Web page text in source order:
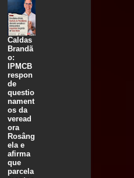
Caldas
Brandã
o:
IPMCB
respon
de
questio
nament
os da
veread
ora
Rosâng
ela e
afirma
que
parcela